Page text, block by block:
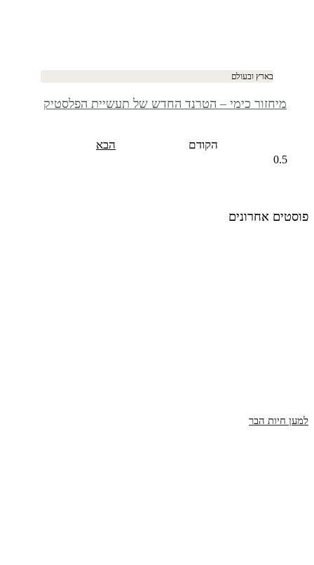
בארץ ובעולם
מיחזור כימי – הטרנד החדש של תעשיית הפלסטיק
הקודם הבא
פוסטים אחרונים
למען חיות הבר